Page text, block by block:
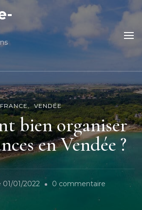
FRANCE VENDÉE
bien organiser
en Vendée ?
01/01/2022 0 commentaire